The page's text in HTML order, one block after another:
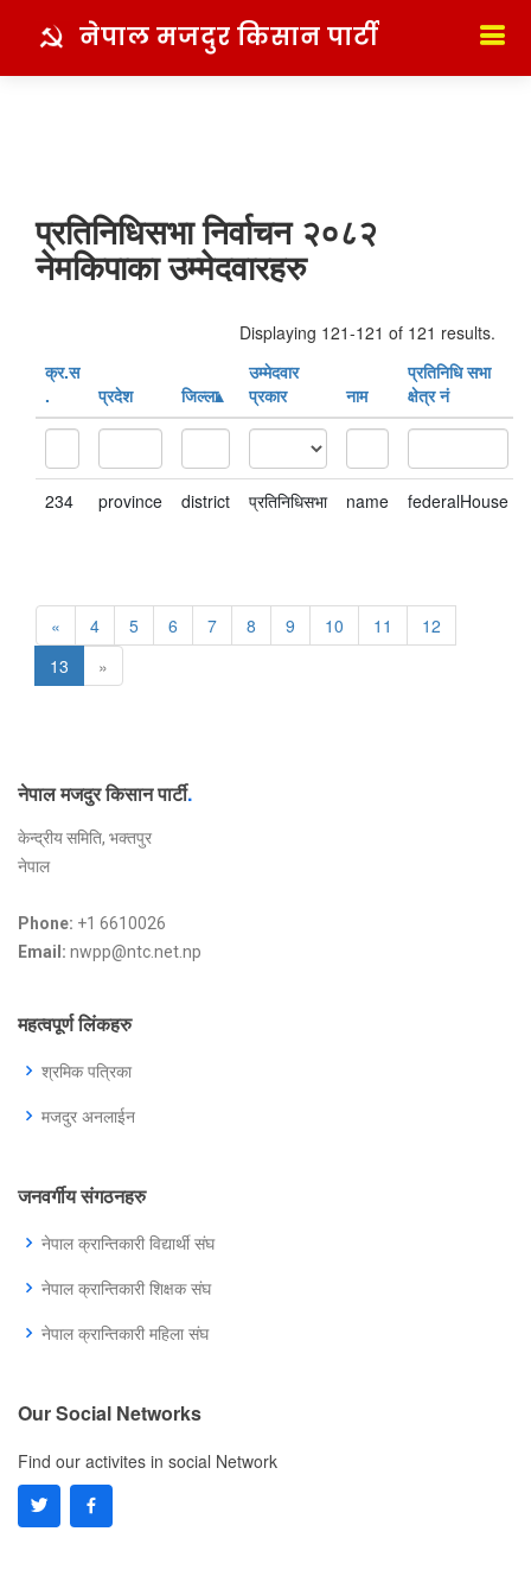
नेपाल मजदुर किसान पार्टी
प्रतिनिधिसभा निर्वाचन २०८२
नेमकिपाका उम्मेदवारहरु
Displaying 121-121 of 121 results.
क्र‍.स‌
.
प्रदेश जिल्ला
उम्मेदवार
प्रकार
नाम
प्रतिनिधि सभा
क्षेत्र नं
234 province district प्रतिनिधिसभा name federalHouse
« 4 5 6 7 8 9 10 11
12
13
»
नेपाल मजदुर किसान पार्टी.
केन्द्रीय समिति, भक्तपुर
नेपाल
Phone: +1 6610026
Email: nwpp@ntc.net.np
महत्वपूर्ण लिंकहरु
श्रमिक पत्रिका
मजदुर अनलाईन
जनवर्गीय संगठनहरु
नेपाल क्रान्तिकारी विद्यार्थी संघ
नेपाल क्रान्तिकारी शिक्षक संघ
नेपाल क्रान्तिकारी महिला संघ
Our Social Networks
Find our activites in social Network